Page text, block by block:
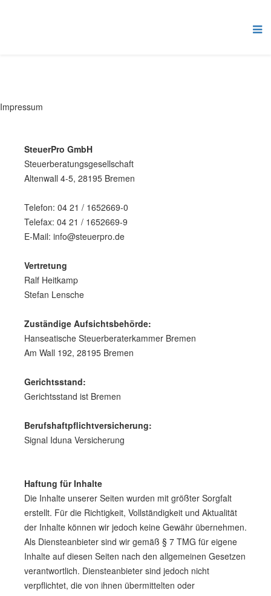
Impressum
SteuerPro GmbH
Steuerberatungsgesellschaft
Altenwall 4-5, 28195 Bremen
Telefon: 04 21 / 1652669-0
Telefax: 04 21 / 1652669-9
E-Mail: info@steuerpro.de
Vertretung
Ralf Heitkamp
Stefan Lensche
Zuständige Aufsichtsbehörde:
Hanseatische Steuerberaterkammer Bremen
Am Wall 192, 28195 Bremen
Gerichtsstand:
Gerichtsstand ist Bremen
Berufshaftpflichtversicherung:
Signal Iduna Versicherung
Haftung für Inhalte
Die Inhalte unserer Seiten wurden mit größter Sorgfalt
erstellt. Für die Richtigkeit, Vollständigkeit und Aktualität
der Inhalte können wir jedoch keine Gewähr übernehmen.
Als Diensteanbieter sind wir gemäß § 7 TMG für eigene
Inhalte auf diesen Seiten nach den allgemeinen Gesetzen
verantwortlich. Diensteanbieter sind jedoch nicht
verpflichtet, die von ihnen übermittelten oder